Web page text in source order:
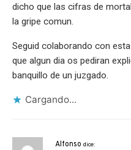
dicho que las cifras de
la gripe comun.
Seguid colaborando con
que algun dia os pediran
banquillo de un juzgado.
Cargando...
Alfonso dice: